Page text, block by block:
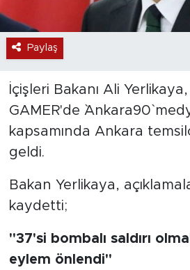
Paylaş
İçişleri Bakanı Ali Yerlikaya,
GAMER'de `Ankara90`
kapsamında Ankara
geldi.
Bakan Yerlikaya,
kaydetti;
"37'si bombalı saldırı
eylem önlendi"